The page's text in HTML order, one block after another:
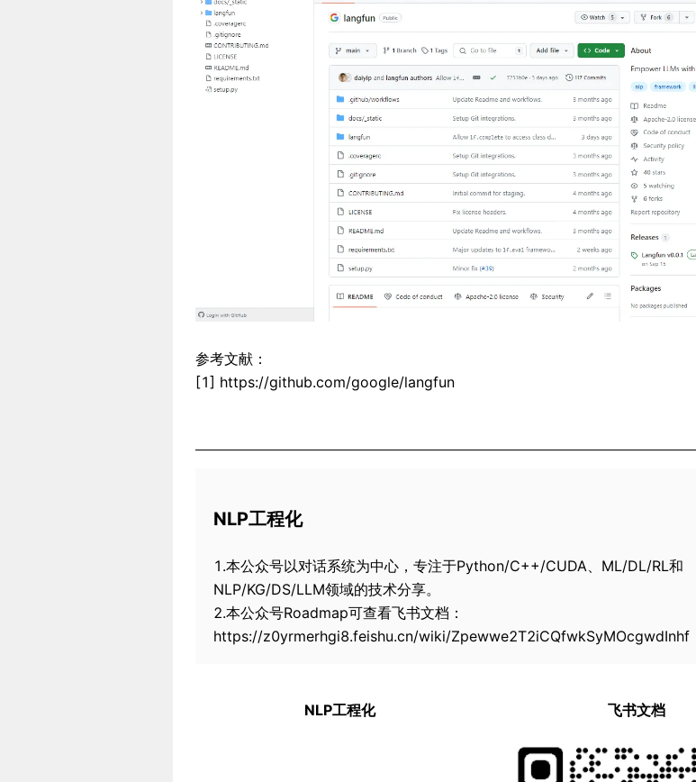
参考文献：
[1] https://github.com/google/langfun
NLP工程化
1.本公众号以对话系统为中心，专注于Python/C++/CUDA、ML/DL/RL和
NLP/KG/DS/LLM领域的技术分享。
2.本公众号Roadmap可查看飞书文档：
https://z0yrmerhgi8.feishu.cn/wiki/Zpewwe2T2iCQfwkSyMOcgwdInhf
NLP工程化 飞书文档